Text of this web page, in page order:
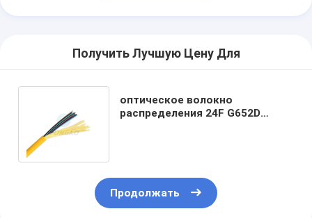
Получить Лучшую Цену Для
оптическое волокно
распределения 24F G652D
Продолжать